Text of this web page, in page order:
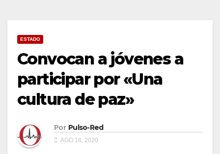
ESTADO
Convocan a jóvenes a
participar por «Una
cultura de paz»
Por Pulso-Red
AGO 18, 2020